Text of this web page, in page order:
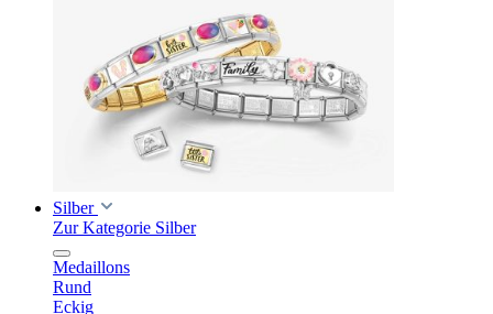
Silber
Zur Kategorie Silber
Medaillons
Rund
Eckig